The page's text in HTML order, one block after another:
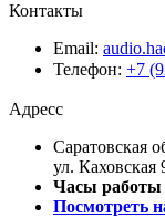
Контакты
Email:
Телефон: +7
Адресс
Саратовская
ул. Каховская
Часы работы
Посмотреть